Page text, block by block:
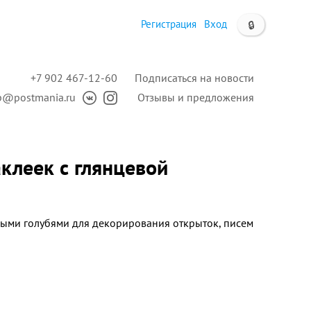
🔒
Регистрация Вход
Подписаться на новости
Отзывы и предложения
+7 902 467-12-60
с глянцевой
голубями для декорирования открыток, писем